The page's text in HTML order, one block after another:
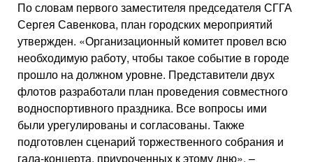
По словам первого заместителя председателя СГГА
Сергея Савенкова, план городских мероприятий
утвержден. «Организационный комитет провел всю
необходимую работу, чтобы такое событие в городе
прошло на должном уровне. Представители двух
флотов разработали план проведения совместного
водноспортивного праздника. Все вопросы ими
были урегулированы и согласованы. Также
подготовлен сценарий торжественного собрания и
гала-концерта, приуроченных к этому дню», –